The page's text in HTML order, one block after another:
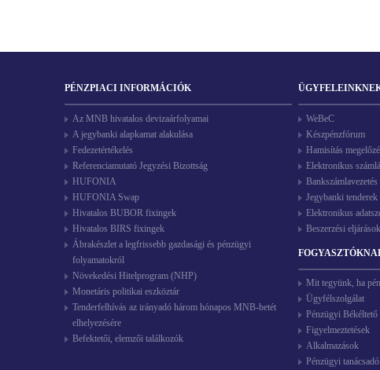
PÉNZPIACI INFORMÁCIÓK
Az MNB hivatalos devizaárfolyamai
A jegybanki alapkamat alakulása
Fedezetértékelés
Referenciamutató Jegyzési Bizottság
HUFONIA
HUFONIA Swap
Hivatalos BUBOR fixingek
Hivatalos BIRS fixingek
Ábrakészlet a legfrissebb gazdasági és pénzügyi
folyamatokról
Növekedési Hitelprogram (NHP)
Monetáris politikai eszköztár
Tenderfelhívás az irányadó három hónapos MNB-betét
elhelyezésére
Befektetői, elemzői találkozók
WeBeC
Készpénzfórum
Hamisítás
Elektronikus
Jegybanki tenderek
Elektronikus
Beszerzési eljárások
Mit tegyünk, ha
Ügyfélszolgálat
Pénzügyi Békéltető
Figyelmeztetések
Alkalmazások
Pénzügyi